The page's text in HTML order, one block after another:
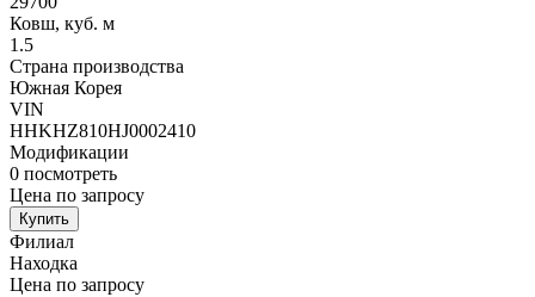
Ковш, куб. м
1.5
Страна производства
Южная Корея
VIN
HHKHZ810HJ0002410
Модификации
0 посмотреть
Цена по запросу
Купить
Филиал
Находка
Цена по запросу